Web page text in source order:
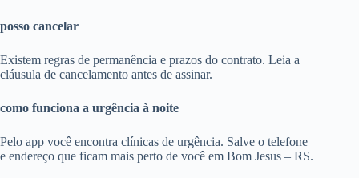
posso cancelar
Existem regras de permanência e prazos do contrato. Leia a
cláusula de cancelamento antes de assinar.
como funciona a urgência à noite
Pelo app você encontra clínicas de urgência. Salve o telefone
e endereço que ficam mais perto de você em Bom Jesus – RS.